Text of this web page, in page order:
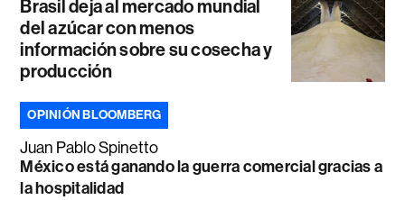
Brasil deja al mercado mundial
del azúcar con menos
información sobre su cosecha y
producción
OPINIÓN BLOOMBERG
Juan Pablo Spinetto
México está ganando la guerra comercial gracias a
la hospitalidad